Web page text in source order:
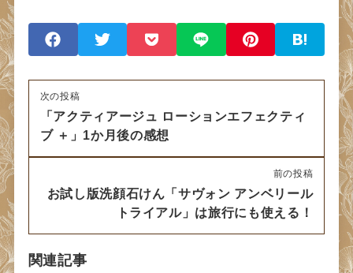
次の投稿
「アクティアージュ ローションエフェクティ
ブ ＋」1か月後の感想
前の投稿
お試し版洗顔石けん「サヴォン アンベリール
トライアル」は旅行にも使える！
関連記事